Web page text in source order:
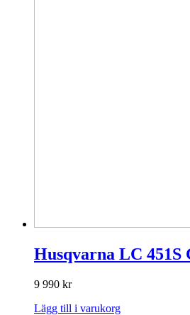
Husqvarna LC 451S
9 990 kr
Lägg till i varukorg